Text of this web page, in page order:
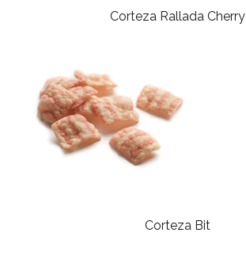
Corteza Rallada Cherry
Corteza Bit